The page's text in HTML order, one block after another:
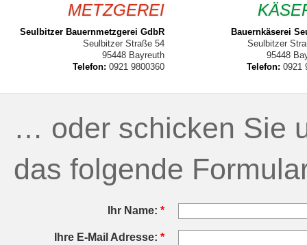
METZGEREI
Seulbitzer Bauernmetzgerei GdbR
Seulbitzer Straße 54
95448 Bayreuth
Telefon: 0921 9800360
Bauernkäserei
Seulbitzer
95448
Telefon: 0921
… oder schicken Sie
das folgende
Ihr Name: *
Ihre E-Mail Adresse: *